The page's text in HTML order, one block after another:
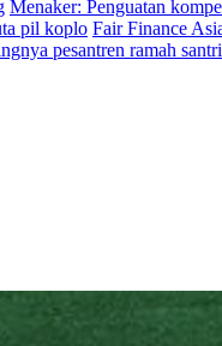
Menaker: Penguatan
pil koplo Fair Finance
pesantren ramah santri